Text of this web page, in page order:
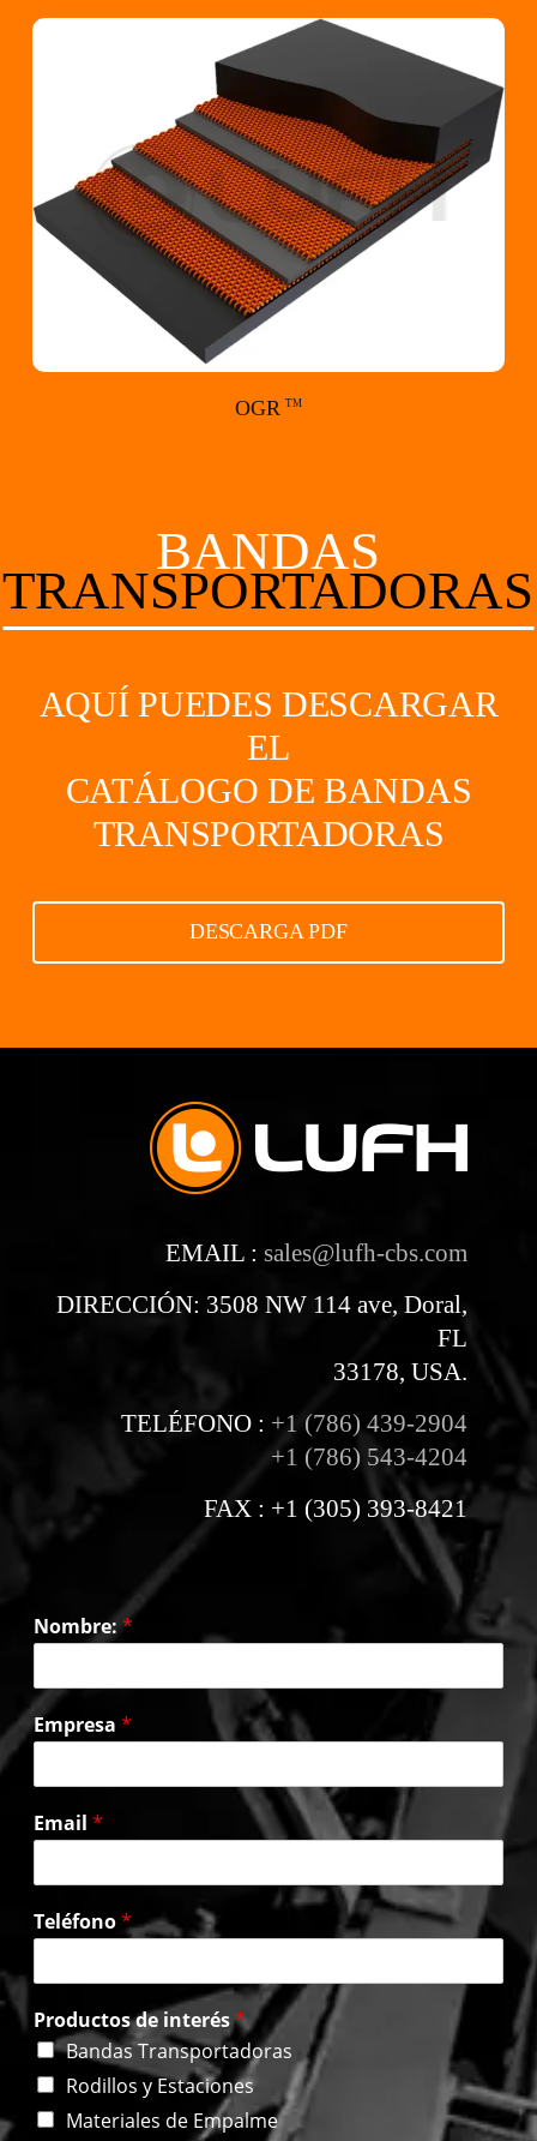
OGRTM
BANDAS
TRANSPORTADORAS
AQUÍ PUEDES DESCARGAR
EL
CATÁLOGO DE BANDAS
TRANSPORTADORAS
DESCARGA PDF
EMAIL : sales@lufh-cbs.com
DIRECCIÓN: 3508 NW 114 ave, Doral,
FL
33178, USA.
TELÉFONO : +1 (786) 439-2904
+1 (786) 543-4204
FAX : +1 (305) 393-8421
Nombre:*
Empresa*
Email*
Teléfono*
Productos de interés*
Bandas Transportadoras
Rodillos y Estaciones
Materiales de Empalme